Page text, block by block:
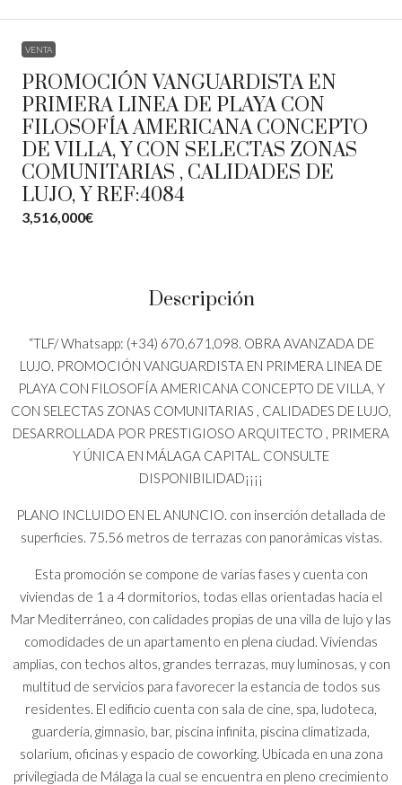
VENTA
PROMOCIÓN VANGUARDISTA EN
PRIMERA LINEA DE PLAYA CON
FILOSOFÍA AMERICANA CONCEPTO
DE VILLA, Y CON SELECTAS ZONAS
COMUNITARIAS , CALIDADES DE
LUJO, Y REF:4084
3,516,000€
Descripción
“TLF/ Whatsapp: (+34) 670,671,098. OBRA AVANZADA DE
LUJO. PROMOCIÓN VANGUARDISTA EN PRIMERA LINEA DE
PLAYA CON FILOSOFÍA AMERICANA CONCEPTO DE VILLA, Y
CON SELECTAS ZONAS COMUNITARIAS , CALIDADES DE LUJO,
DESARROLLADA POR PRESTIGIOSO ARQUITECTO , PRIMERA
Y ÚNICA EN MÁLAGA CAPITAL. CONSULTE
DISPONIBILIDAD¡¡¡¡
PLANO INCLUIDO EN EL ANUNCIO. con inserción detallada de
superficies. 75.56 metros de terrazas con panorámicas vistas.
Esta promoción se compone de varias fases y cuenta con
viviendas de 1 a 4 dormitorios, todas ellas orientadas hacia el
Mar Mediterráneo, con calidades propias de una villa de lujo y las
comodidades de un apartamento en plena ciudad. Viviendas
amplias, con techos altos, grandes terrazas, muy luminosas, y con
multitud de servicios para favorecer la estancia de todos sus
residentes. El edificio cuenta con sala de cine, spa, ludoteca,
guardería, gimnasio, bar, piscina infinita, piscina climatizada,
solarium, oficinas y espacio de coworking. Ubicada en una zona
privilegiada de Málaga la cual se encuentra en pleno crecimiento